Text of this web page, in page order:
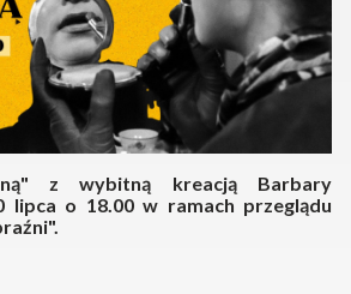
z wybitną kreacją Barbary
o 18.00 w ramach przeglądu